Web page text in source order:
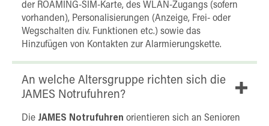
der ROAMING-SIM-Karte, des WLAN-Zugangs (sofern
vorhanden), Personalisierungen (Anzeige, Frei- oder
Wegschalten div. Funktionen etc.) sowie das
Hinzufügen von Kontakten zur Alarmierungskette.
An welche Altersgruppe richten sich die
JAMES Notrufuhren?
Die JAMES Notrufuhren orientieren sich an Senioren